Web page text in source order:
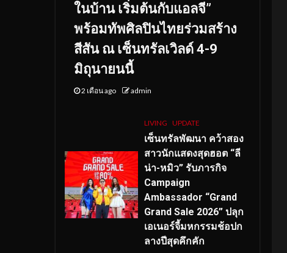
ในบ้าน เริ่มต้นกับแอลจี”
พร้อมทัพศิลปินไทยร่วมสร้าง
สีสัน ณ เซ็นทรัลเวิลด์ 4-9
มิถุนายนนี้
2 เดือน ago admin
LIVING UPDATE
เซ็นทรัลพัฒนา คว้าสอง
สาวนักแสดงสุดฮอต “ลี
น่า-หมิว” รับภารกิจ
Campaign
Ambassador “Grand
Grand Sale 2026” ปลุก
เอเนอร์จี้มหกรรมช้อปก
ลางปีสุดคึกคัก